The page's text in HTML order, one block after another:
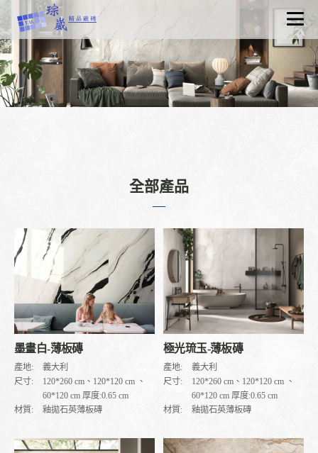
關於琮崴
最新消息
產品資訊
認識磁磚
全部產品
墨畫白-薄板磚
產地:
義大利
尺寸:
120*260 cm、120*120 cm 、
60*120 cm 厚度:0.65 cm
材質:
釉拋石英薄板磚
極光琉玉-薄板磚
產地:
義大利
尺寸:
120*260 cm、120*120 cm 、
60*120 cm 厚度:0.65 cm
材質:
釉拋石英薄板磚